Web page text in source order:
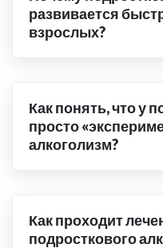
развивается
взрослых?
Как понять, что у
просто
алкоголизм?
Как проходит
подросткового